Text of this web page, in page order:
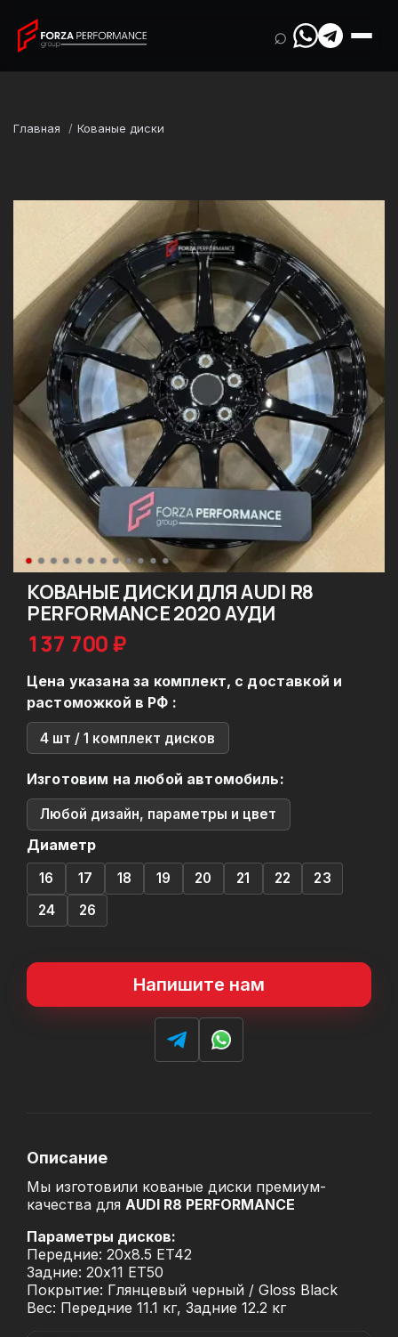
⌕
Главная Кованые диски
КОВАНЫЕ ДИСКИ ДЛЯ AUDI R8
PERFORMANCE 2020 АУДИ
137 700 ₽
Цена указана за комплект, с доставкой и
растоможкой в РФ :
4 шт / 1 комплект дисков
Изготовим на любой автомобиль:
Любой дизайн, параметры и цвет
Диаметр
16 17 18 19 20 21 22
23
24
26
Напишите нам
Описание
Мы изготовили кованые диски премиум-
качества для AUDI R8 PERFORMANCE
Параметры дисков:
Передние: 20x8.5 ET42
Задние: 20x11 ET50
Покрытие: Глянцевый черный / Gloss Black
Вес: Передние 11.1 кг, Задние 12.2 кг
Audi